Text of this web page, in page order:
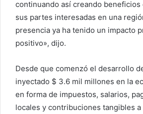
continuando así creando beneficios
sus partes interesadas en una
presencia ya ha tenido un impacto
positivo», dijo.
Desde que comenzó el desarrollo
inyectado $ 3.6 mil millones en la
en forma de impuestos, salarios,
locales y contribuciones tangibles